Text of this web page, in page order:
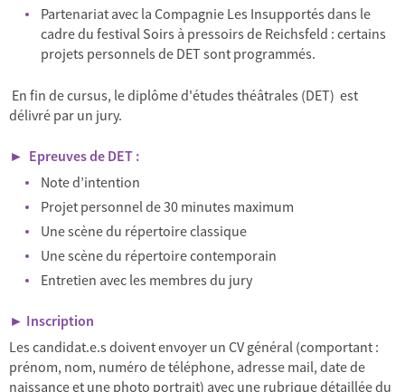
Partenariat avec la Compagnie Les Insupportés dans le
cadre du festival Soirs à pressoirs de Reichsfeld : certains
projets personnels de DET sont programmés.
En fin de cursus, le diplôme d'études théâtrales (DET) est
délivré par un jury.
► Epreuves de DET :
Note d’intention
Projet personnel de 30 minutes maximum
Une scène du répertoire classique
Une scène du répertoire contemporain
Entretien avec les membres du jury
► Inscription
Les candidat.e.s doivent envoyer un CV général (comportant :
prénom, nom, numéro de téléphone, adresse mail, date de
naissance et une photo portrait) avec une rubrique détaillée du